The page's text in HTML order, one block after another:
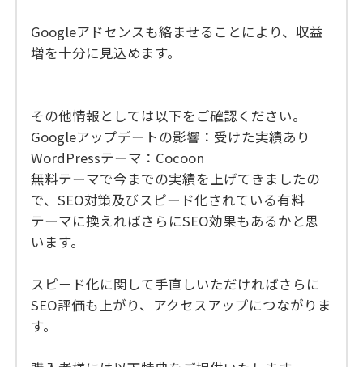
Googleアドセンスも絡ませることにより、収益
増を十分に見込めます。
その他情報としては以下をご確認ください。
Googleアップデートの影響：受けた実績あり
WordPressテーマ：Cocoon
無料テーマで今までの実績を上げてきましたの
で、SEO対策及びスピード化されている有料
テーマに換えればさらにSEO効果もあるかと思
います。
スピード化に関して手直しいただければさらに
SEO評価も上がり、アクセスアップにつながりま
す。